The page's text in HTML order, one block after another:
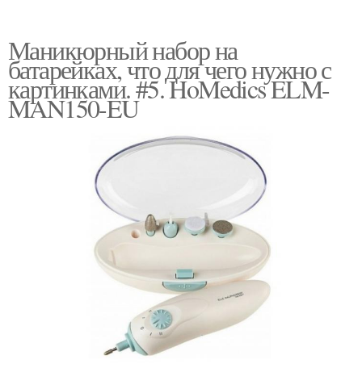
Маникюрный набор на
батарейках, что для чего нужно с
картинками. #5. HoMedics ELM-
MAN150-EU